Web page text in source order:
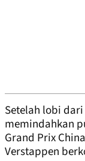
Setelah lobi
memindahkan
Grand Prix
Verstappen